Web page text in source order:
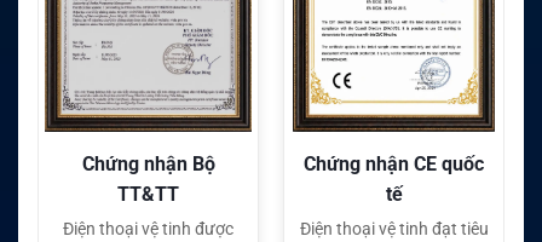
Chứng nhận Bộ
TT&TT
Điện thoại vệ tinh được
Chứng nhận CE quốc
tế
Điện thoại vệ tinh đạt tiêu